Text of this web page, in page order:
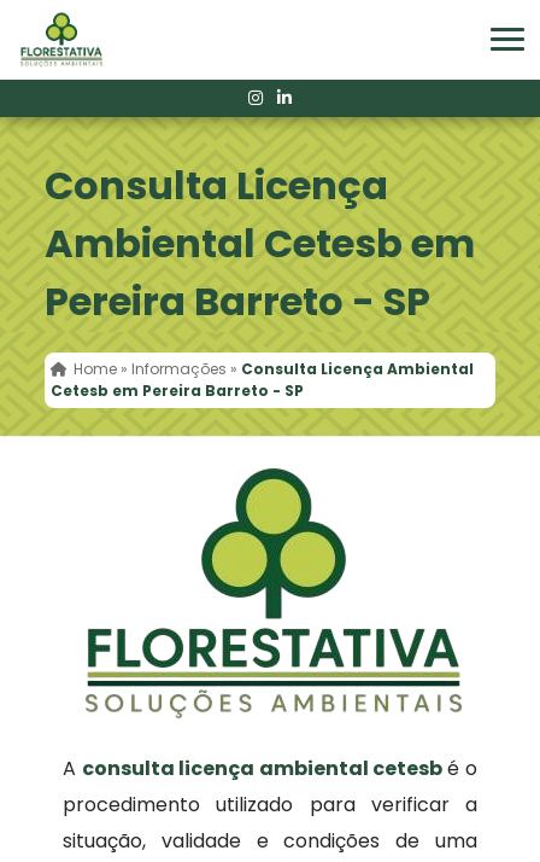
Consulta Licença
Ambiental Cetesb em
Pereira Barreto - SP
Home » Informações » Consulta Licença Ambiental
Cetesb em Pereira Barreto - SP
A consulta licença ambiental cetesbé o
procedimento utilizado para verificar a
situação, validade e condições de uma